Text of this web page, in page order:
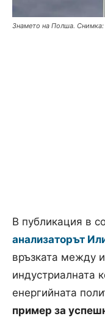
Знамето на Полша. Снимка:
В публикация в
анализаторът
връзката между
индустриалната
енергийната
пример за